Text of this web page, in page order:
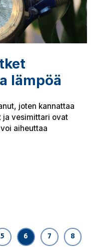
lämpöä
joten kannattaa
ja vesimittari ovat
aiheuttaa
5 6 7 8